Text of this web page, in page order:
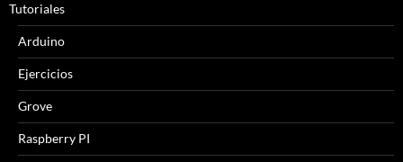
Tutoriales
Arduino
Ejercicios
Grove
Raspberry PI